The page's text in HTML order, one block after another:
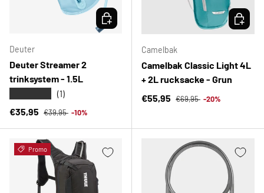
Deuter
Deuter Streamer 2
trinksystem - 1.5L
(1)
Verkaufspreis
€35,95 Normaler Preis
€39,95 -10%
OPTIONEN AUSWÄHLEN
Camelbak
Camelbak Classic Light 4L
+ 2L rucksacke - Grun
Verkaufspreis
€55,95 Normaler Preis
€69,95 -20%
Promo